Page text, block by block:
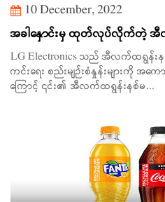
10 December, 2022
အခါနှောင်းမှ ထုတ်လုပ်လိုက်တဲ့
LG Electronics သည် အီလက်ထရွန်း
ကင်းရေး စည်းမျဉ်းစံနှုန်းများကို အ
ကြောင့် ၎င်း၏ အီလက်ထရွန်းနစ်မ...